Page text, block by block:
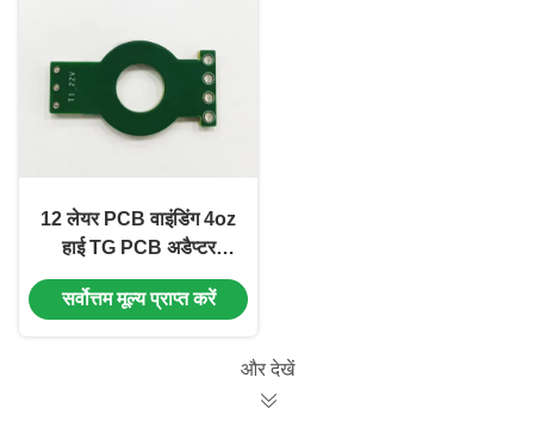
12 लेयर PCB वाइंडिंग 4oz
हाई TG PCB अडैप्टर
IT180A TG170 मटीरियल
सर्वोत्तम मूल्य प्राप्त करें
और देखें